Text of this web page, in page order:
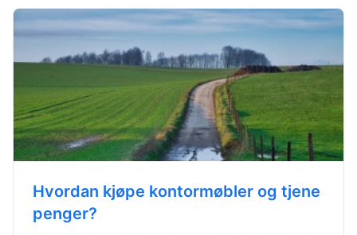
Hvordan kjøpe kontormøbler og tjene
penger?